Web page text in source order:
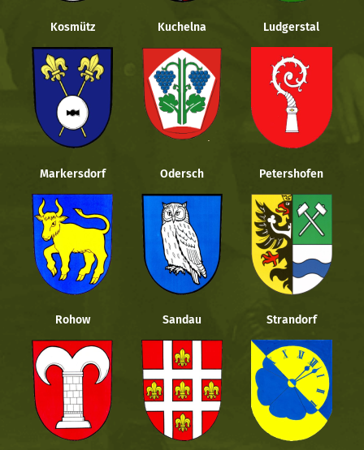
Kosmütz Kuchelna Ludgerstal
Markersdorf Odersch Petershofen
Rohow Sandau Strandorf